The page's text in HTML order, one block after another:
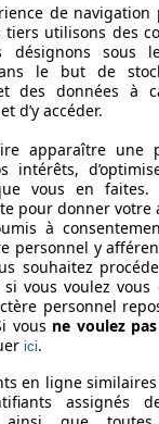
de navigation
utilisons des
désignons sous
le but de
des données à
d’y accéder.
apparaître une
intérêts,
vous en faites.
pour donner votre
à
personnel y
souhaitez
vous voulez vous
personnel
vous ne voulez
ici.
en ligne
assignés